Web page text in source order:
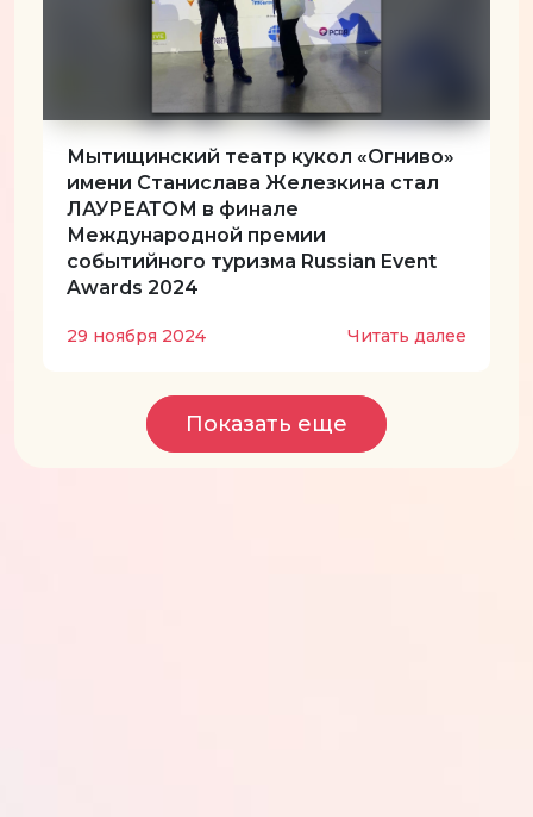
Мытищинский театр кукол «Огниво»
имени Станислава Железкина стал
ЛАУРЕАТОМ в финале
Международной премии
событийного туризма Russian Event
Awards 2024
29 ноября 2024 Читать далее
Показать еще